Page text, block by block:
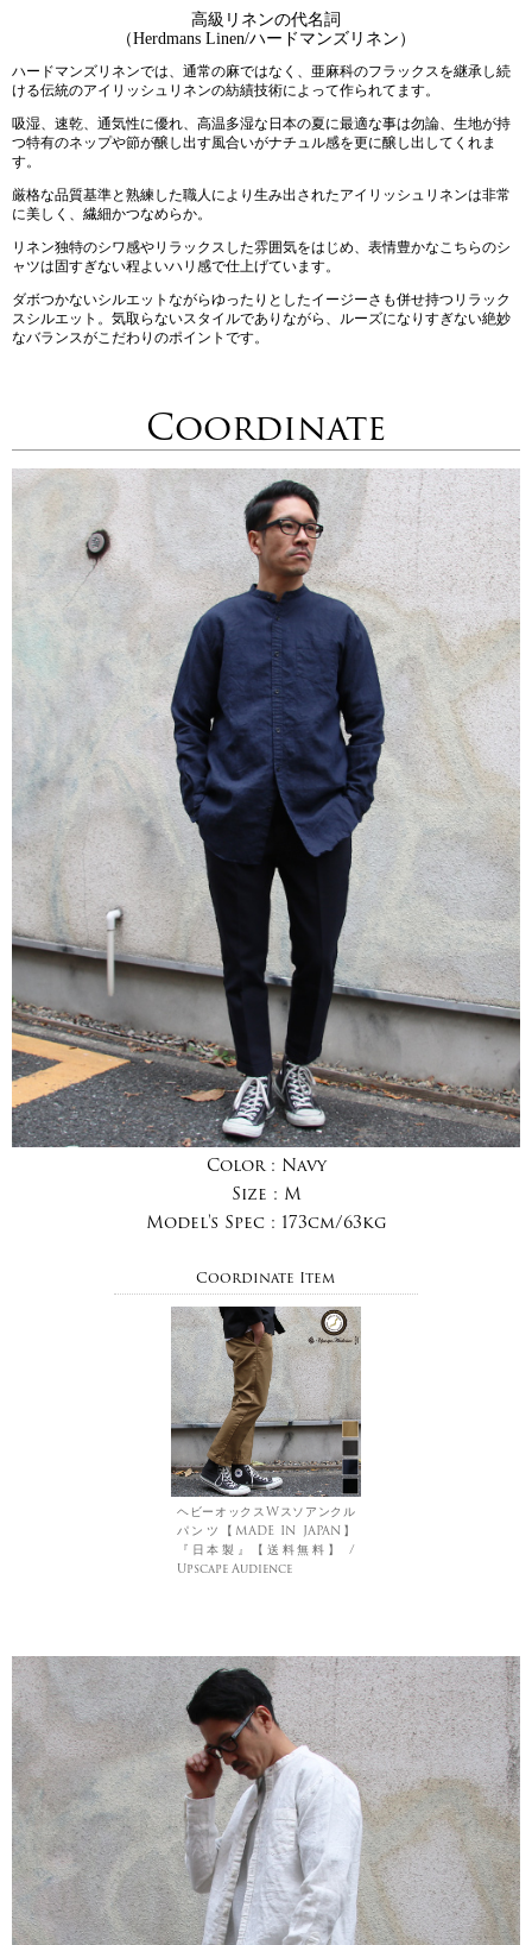
高級リネンの代名詞
（Herdmans Linen/ハードマンズリネン）
ハードマンズリネンでは、通常の麻ではなく、亜麻科のフラックスを継承し続
ける伝統のアイリッシュリネンの紡績技術によって作られてます。
吸湿、速乾、通気性に優れ、高温多湿な日本の夏に最適な事は勿論、生地が持
つ特有のネップや節が醸し出す風合いがナチュル感を更に醸し出してくれま
す。
厳格な品質基準と熟練した職人により生み出されたアイリッシュリネンは非常
に美しく、繊細かつなめらか。
リネン独特のシワ感やリラックスした雰囲気をはじめ、表情豊かなこちらのシ
ャツは固すぎない程よいハリ感で仕上げています。
ダボつかないシルエットながらゆったりとしたイージーさも併せ持つリラック
スシルエット。気取らないスタイルでありながら、ルーズになりすぎない絶妙
なバランスがこだわりのポイントです。
Coordinate
Color : Navy
Size : M
Model's Spec : 173cm/63kg
Coordinate Item
ヘビーオックスWスソアンクル
パンツ【MADE IN JAPAN】
『日本製』【送料無料】 /
Upscape Audience